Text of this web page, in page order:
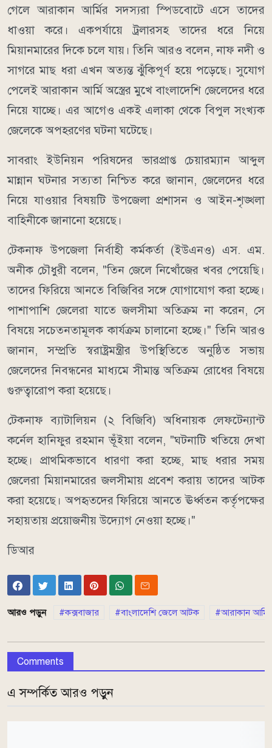
গেলে আরাকান আর্মির সদস্যরা স্পিডবোটে এসে তাদের
ধাওয়া করে। একপর্যায়ে ট্রলারসহ তাদের ধরে নিয়ে
মিয়ানমারের দিকে চলে যায়। তিনি আরও বলেন, নাফ নদী ও
সাগরে মাছ ধরা এখন অত্যন্ত ঝুঁকিপূর্ণ হয়ে পড়েছে। সুযোগ
পেলেই আরাকান আর্মি অস্ত্রের মুখে বাংলাদেশি জেলেদের ধরে
নিয়ে যাচ্ছে। এর আগেও একই এলাকা থেকে বিপুল সংখ্যক
জেলেকে অপহরণের ঘটনা ঘটেছে।
সাবরাং ইউনিয়ন পরিষদের ভারপ্রাপ্ত চেয়ারম্যান আব্দুল
মান্নান ঘটনার সত্যতা নিশ্চিত করে জানান, জেলেদের ধরে
নিয়ে যাওয়ার বিষয়টি উপজেলা প্রশাসন ও আইন-শৃঙ্খলা
বাহিনীকে জানানো হয়েছে।
টেকনাফ উপজেলা নির্বাহী কর্মকর্তা (ইউএনও) এস. এম.
অনীক চৌধুরী বলেন, "তিন জেলে নিখোঁজের খবর পেয়েছি।
তাদের ফিরিয়ে আনতে বিজিবির সঙ্গে যোগাযোগ করা হচ্ছে।
পাশাপাশি জেলেরা যাতে জলসীমা অতিক্রম না করেন, সে
বিষয়ে সচেতনতামূলক কার্যক্রম চালানো হচ্ছে।" তিনি আরও
জানান, সম্প্রতি স্বরাষ্ট্রমন্ত্রীর উপস্থিতিতে অনুষ্ঠিত সভায়
জেলেদের নিবন্ধনের মাধ্যমে সীমান্ত অতিক্রম রোধের বিষয়ে
গুরুত্বারোপ করা হয়েছে।
টেকনাফ ব্যাটালিয়ন (২ বিজিবি) অধিনায়ক লেফটেন্যান্ট
কর্নেল হানিফুর রহমান ভূঁইয়া বলেন, "ঘটনাটি খতিয়ে দেখা
হচ্ছে। প্রাথমিকভাবে ধারণা করা হচ্ছে, মাছ ধরার সময়
জেলেরা মিয়ানমারের জলসীমায় প্রবেশ করায় তাদের আটক
করা হয়েছে। অপহৃতদের ফিরিয়ে আনতে ঊর্ধ্বতন কর্তৃপক্ষের
সহায়তায় প্রয়োজনীয় উদ্যোগ নেওয়া হচ্ছে।"
ডিআর
আরও পড়ুন কক্সবাজার বাংলাদেশি জেলে আটক আরাকান আর্মি
Comments
এ সম্পর্কিত আরও পড়ুন